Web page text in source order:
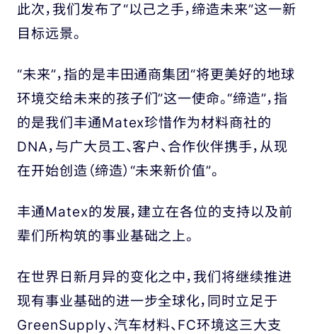
此次，我们发布了“以己之手，缔造未来”这一新
目标远景。
“未来”，指的是丰田通商集团“将更美好的地球
环境交给未来的孩子们”这一使命。“缔造”，指
的是我们丰通Matex珍惜作为材料商社的
DNA，与广大员工、客户、合作伙伴携手，从现
在开始创造（缔造）“未来新价值”。
丰通Matex的发展，建立在各位的支持以及前
辈们所构筑的事业基础之上。
在世界日新月异的变化之中， 我们将继续推进
现有事业基础的进一步全球化， 同时立足于
GreenSupply、汽车材料、FC环境这三大支